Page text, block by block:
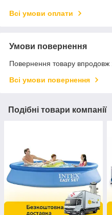
Всі умови оплати
Умови повернення
Повернення товару впродовж
Всі умови повернення
Подібні товари компанії